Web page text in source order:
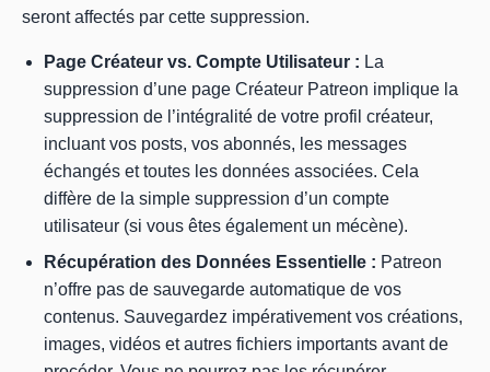
seront affectés par cette suppression.
Page Créateur vs. Compte Utilisateur : La
suppression d’une page Créateur Patreon implique la
suppression de l’intégralité de votre profil créateur,
incluant vos posts, vos abonnés, les messages
échangés et toutes les données associées. Cela
diffère de la simple suppression d’un compte
utilisateur (si vous êtes également un mécène).
Récupération des Données Essentielle : Patreon
n’offre pas de sauvegarde automatique de vos
contenus. Sauvegardez impérativement vos créations,
images, vidéos et autres fichiers importants avant de